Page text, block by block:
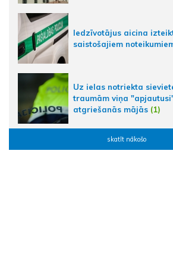
Iedzīvotājus aicina
saistošajiem
Uz ielas notriekta
traumām viņa
atgriešanās mājās (1)
skatīt nākošo